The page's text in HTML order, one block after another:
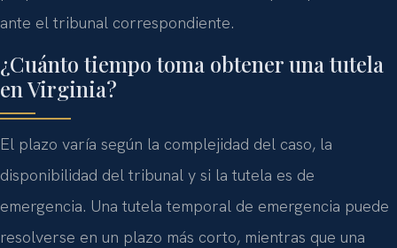
ante el tribunal correspondiente.
¿Cuánto tiempo toma obtener una tutela
en Virginia?
El plazo varía según la complejidad del caso, la
disponibilidad del tribunal y si la tutela es de
emergencia. Una tutela temporal de emergencia puede
resolverse en un plazo más corto, mientras que una